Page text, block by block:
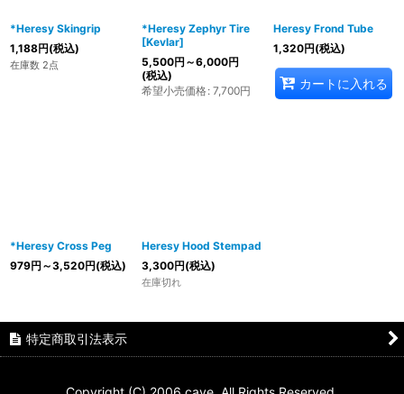
*Heresy Skingrip
1,188円(税込)
在庫数 2点
*Heresy Zephyr Tire
[Kevlar]
5,500円 ～6,000円
(税込)
希望小売価格: 7,700円
Heresy Frond Tube
1,320円(税込)
カートに入れる
*Heresy Cross Peg
979円 ～3,520円(税込)
Heresy Hood Stempad
3,300円(税込)
在庫切れ
特定商取引法表示